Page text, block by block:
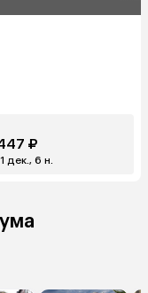
₽
дек., 6 н.